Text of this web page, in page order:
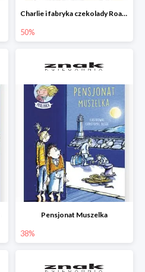
Charlie i fabryka czekolady Roald Dahl
50%
Pensjonat Muszelka
38%